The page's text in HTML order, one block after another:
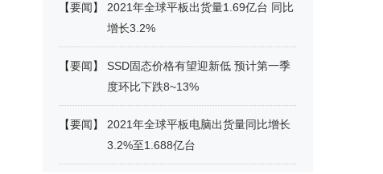
【要闻】
2021年全球平板出货量1.69亿台 同比
增长3.2%
【要闻】
SSD固态价格有望迎新低 预计第一季
度环比下跌8~13%
【要闻】
2021年全球平板电脑出货量同比增长
3.2%至1.688亿台